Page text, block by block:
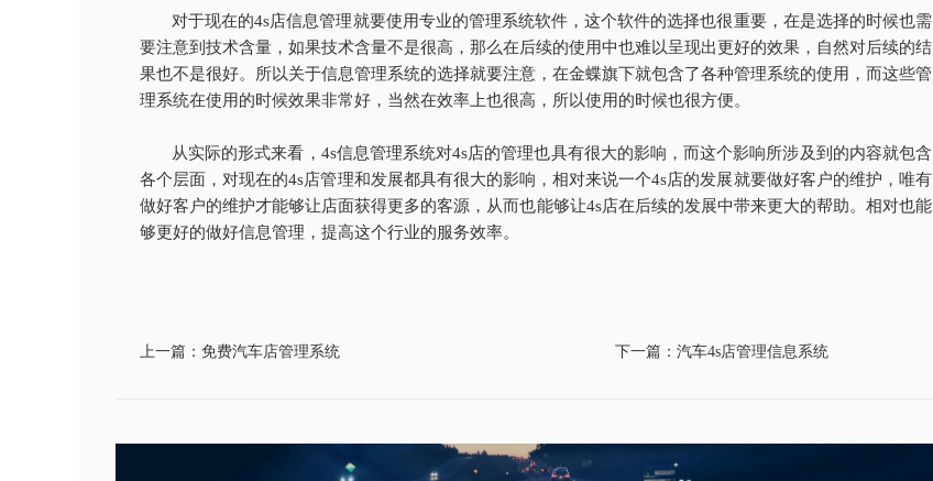
对于现在的4s店信息管理就要使用专业的管理系统软件，这个软件的选择也很重要，在是选择的时候也需
要注意到技术含量，如果技术含量不是很高，那么在后续的使用中也难以呈现出更好的效果，自然对后续的结
果也不是很好。所以关于信息管理系统的选择就要注意，在金蝶旗下就包含了各种管理系统的使用，而这些管
理系统在使用的时候效果非常好，当然在效率上也很高，所以使用的时候也很方便。
从实际的形式来看， 4s信息管理系统对4s店的管理也具有很大的影响，而这个影响所涉及到的内容就包含
各个层面，对现在的4s店管理和发展都具有很大的影响，相对来说一个4s店的发展就要做好客户的维护，唯有
做好客户的维护才能够让店面获得更多的客源，从而也能够让4s店在后续的发展中带来更大的帮助。相对也能
够更好的做好信息管理，提高这个行业的服务效率。
上一篇：免费汽车店管理系统 下一篇：汽车4s店管理信息系统